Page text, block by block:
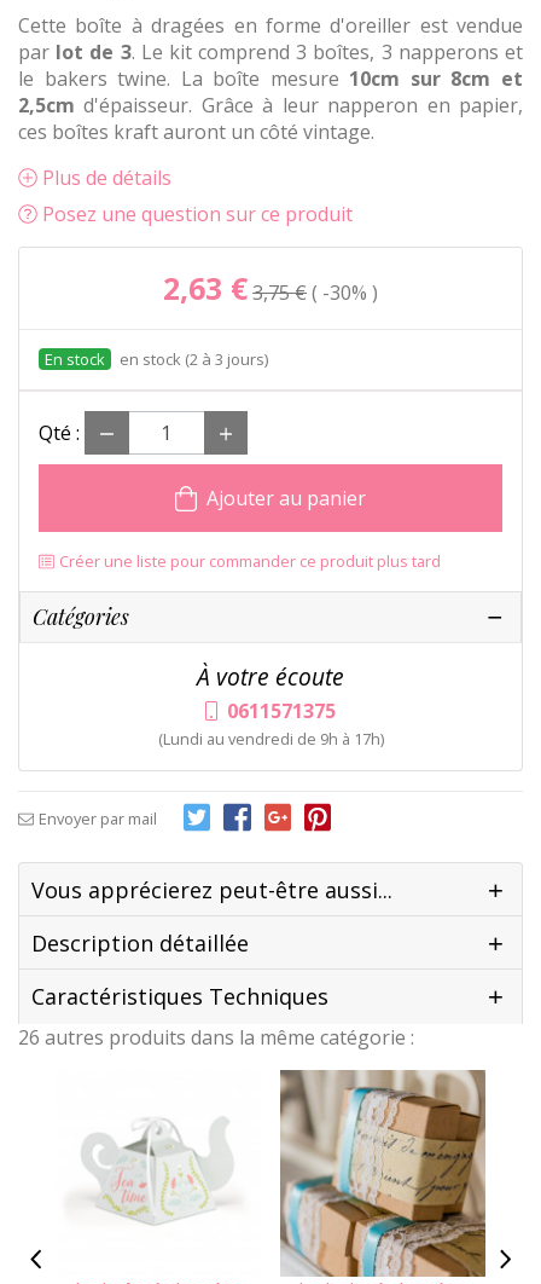
Cette boîte à dragées en forme d'oreiller est vendue
par lot de 3. Le kit comprend 3 boîtes, 3 napperons et
le bakers twine. La boîte mesure 10cm sur 8cm et
2,5cm d'épaisseur. Grâce à leur napperon en papier,
ces boîtes kraft auront un côté vintage.
Plus de détails
Posez une question sur ce produit
2,63 €3,75 € -30%
en stock (2 à 3 jours)
Qté :
Ajouter au panier
Créer une liste pour commander ce produit plus tard
Catégories
À votre écoute
0611571375
(Lundi au vendredi de 9h à 17h)
Envoyer par mail
Vous apprécierez peut-être aussi...
Description détaillée
Caractéristiques Techniques
26 autres produits dans la même catégorie :